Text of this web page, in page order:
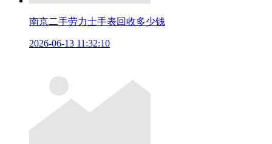
南京二手劳力士手表回收多少钱
2026-06-13 11:32:10